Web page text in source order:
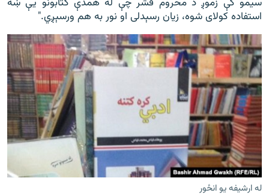
سیمو کې زموږ د محروم قشر چې له همدې کتابونو يې ښه
استفاده کولای شوه، زیان رسېدلی او نور به هم ورسېږي."
له ارشيفه يو انځور